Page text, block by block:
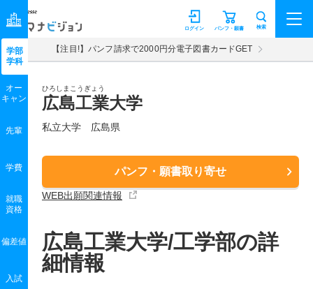
マナビジョン パンフ・願書
ログイン 検索
【注目!】パンフ請求で2000円分電子図書カードGET
ひろしまこうぎょう
広島工業大学
私立大学 広島県
パンフ・願書取り寄せ
WEB出願関連情報
学部
学科
オー
キャン
先輩
学費
就職
資格
偏差値
入試
広島工業大学/工学部の詳
細情報